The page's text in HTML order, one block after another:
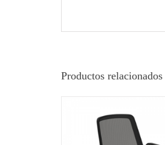
Productos relacionados